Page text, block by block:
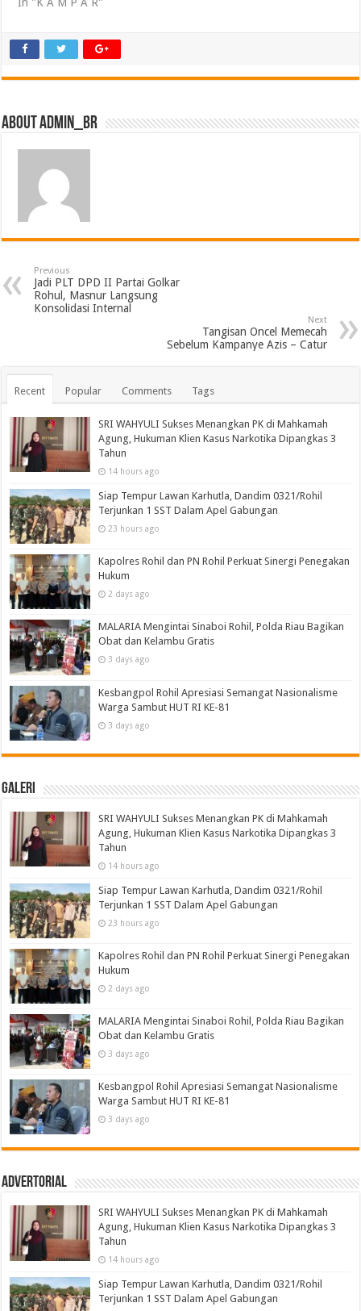
About admin_br
Previous
Jadi PLT DPD II Partai Golkar
Rohul, Masnur Langsung
Konsolidasi Internal
Next
Tangisan Oncel Memecah
Sebelum Kampanye Azis – Catur
Recent Popular Comments Tags
SRI WAHYULI Sukses Menangkan PK di Mahkamah
Agung, Hukuman Klien Kasus Narkotika Dipangkas 3
Tahun
14 hours ago
Siap Tempur Lawan Karhutla, Dandim 0321/Rohil
Terjunkan 1 SST Dalam Apel Gabungan
23 hours ago
Kapolres Rohil dan PN Rohil Perkuat Sinergi Penegakan
Hukum
2 days ago
MALARIA Mengintai Sinaboi Rohil, Polda Riau Bagikan
Obat dan Kelambu Gratis
3 days ago
Kesbangpol Rohil Apresiasi Semangat Nasionalisme
Warga Sambut HUT RI KE-81
3 days ago
Galeri
SRI WAHYULI Sukses Menangkan PK di Mahkamah
Agung, Hukuman Klien Kasus Narkotika Dipangkas 3
Tahun
14 hours ago
Siap Tempur Lawan Karhutla, Dandim 0321/Rohil
Terjunkan 1 SST Dalam Apel Gabungan
23 hours ago
Kapolres Rohil dan PN Rohil Perkuat Sinergi Penegakan
Hukum
2 days ago
MALARIA Mengintai Sinaboi Rohil, Polda Riau Bagikan
Obat dan Kelambu Gratis
3 days ago
Kesbangpol Rohil Apresiasi Semangat Nasionalisme
Warga Sambut HUT RI KE-81
3 days ago
Advertorial
SRI WAHYULI Sukses Menangkan PK di Mahkamah
Agung, Hukuman Klien Kasus Narkotika Dipangkas 3
Tahun
14 hours ago
Siap Tempur Lawan Karhutla, Dandim 0321/Rohil
Terjunkan 1 SST Dalam Apel Gabungan